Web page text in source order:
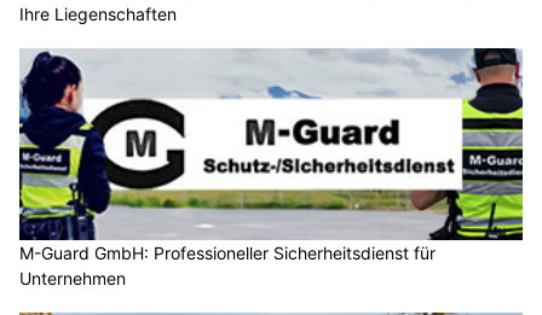
Ihre Liegenschaften
M-Guard GmbH: Professioneller Sicherheitsdienst für
Unternehmen